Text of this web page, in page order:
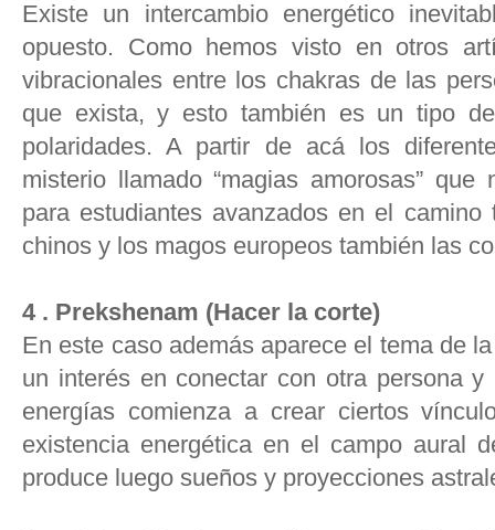
Existe un intercambio energético
opuesto. Como hemos visto en otros
vibracionales entre los chakras de las
que exista, y esto también es un tipo
polaridades. A partir de acá los
misterio llamado “magias amorosas” que
para estudiantes avanzados en el
chinos y los magos europeos también las
4 . Prekshenam (Hacer la corte)
En este caso además aparece el tema de
un interés en conectar con otra persona
energías comienza a crear ciertos
existencia energética en el campo aural
produce luego sueños y proyecciones